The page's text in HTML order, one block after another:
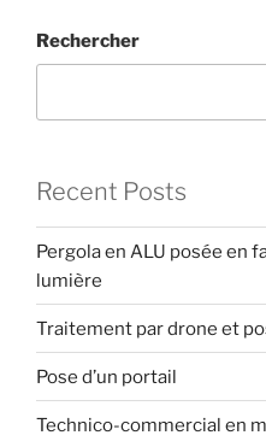
Rechercher
Recent Posts
Pergola en ALU posée en
lumière
Traitement par drone et
Pose d’un portail
Technico-commercial en